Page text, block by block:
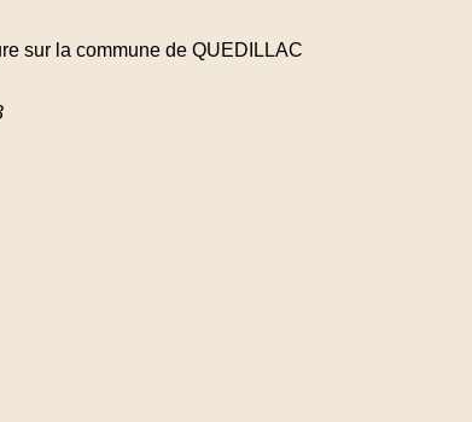
sur la commune de QUEDILLAC